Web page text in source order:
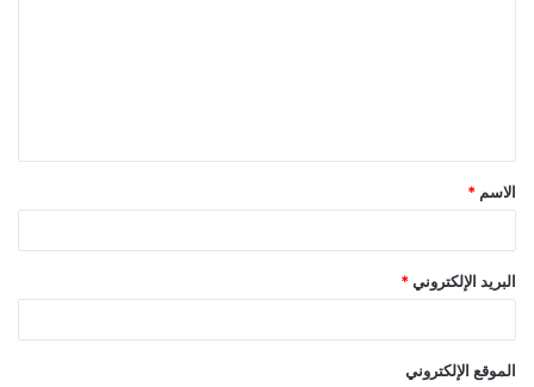
ق
*
الاسم *
البريد الإلكتروني *
الموقع الإلكتروني